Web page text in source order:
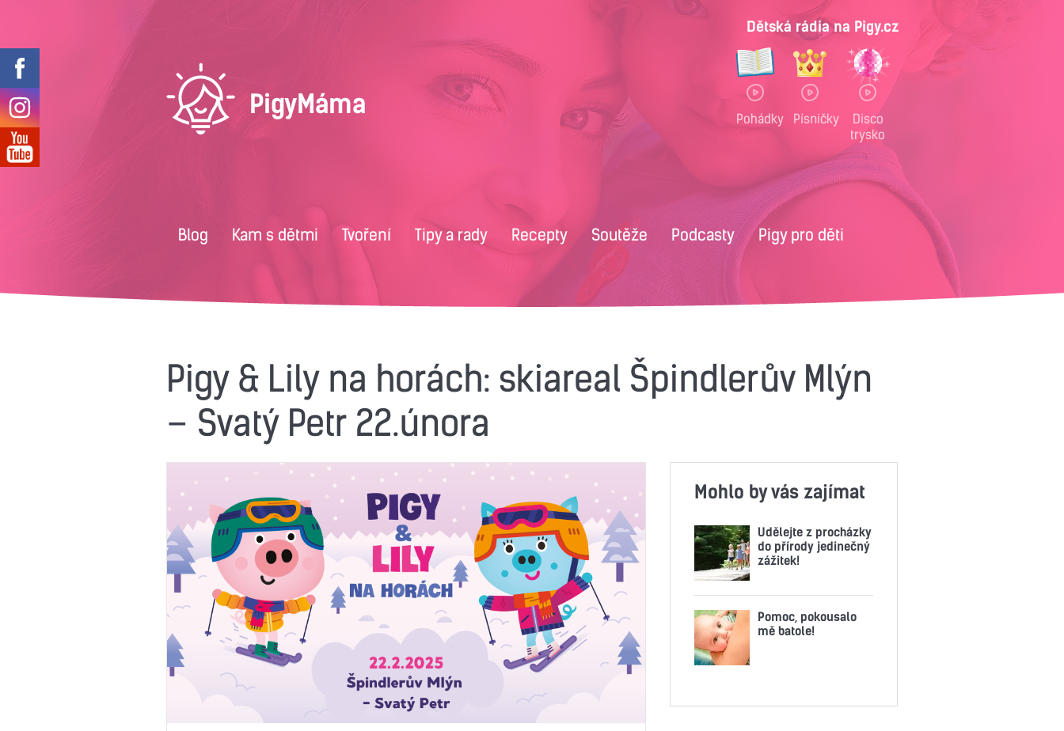
Dětská rádia na Pigy.cz
Pohádky Písničky
Disco
trysko
Blog Kam s dětmi Tvoření Tipy a rady Recepty Soutěže Podcasty Pigy pro děti
Pigy & Lily na horách: skiareal Špindlerův Mlýn
– Svatý Petr 22.února
Mohlo by vás zajímat
Udělejte z procházky
do přírody jedinečný
zážitek!
Pomoc, pokousalo
mě batole!